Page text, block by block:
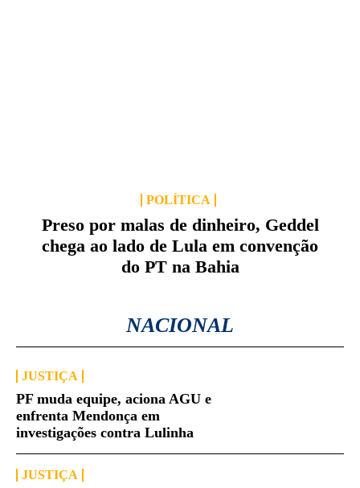
POLÍTICA
Preso por malas de dinheiro, Geddel
chega ao lado de Lula em convenção
do PT na Bahia
NACIONAL
JUSTIÇA
PF muda equipe, aciona AGU e
enfrenta Mendonça em
investigações contra Lulinha
JUSTIÇA